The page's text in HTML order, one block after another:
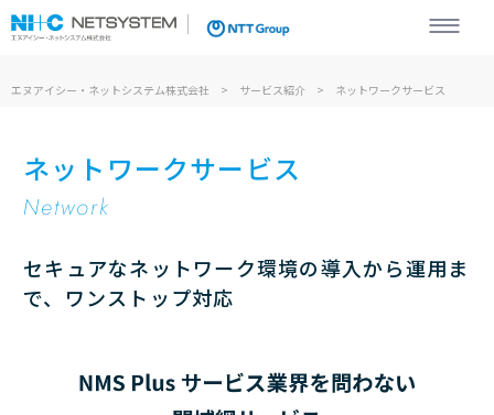
エヌアイシー・ネットシステム株式会社
エヌアイシー・ネットシステム株式会社 サービス紹介 ネットワークサービス
ネットワークサービス
Network
セキュアなネットワーク環境の導入から運用ま
で、ワンストップ対応